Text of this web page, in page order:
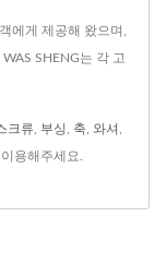
에게 제공해 왔으며,
SHENG는 각 고
크류 부싱 축 와셔
용해주세요.